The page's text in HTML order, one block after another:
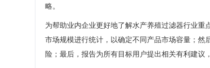
略。
为帮助业内企业更好地了解水产养殖过滤器行业
市场规模进行统计，以确定不同产品市场容量；
险；最后，报告为所有目标用户提出相关有利建议